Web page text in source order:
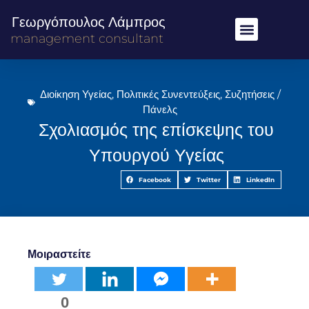
Γεωργόπουλος Λάμπρος
management consultant
Διοίκηση Υγείας, Πολιτικές Συνεντεύξεις, Συζητήσεις /
Πάνελς
Σχολιασμός της επίσκεψης του
Υπουργού Υγείας
Facebook Twitter LinkedIn
Μοιραστείτε
0